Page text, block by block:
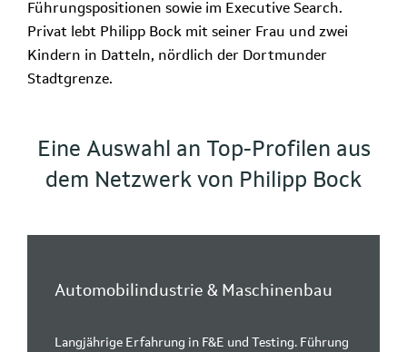
Führungspositionen sowie im Executive Search.
Privat lebt Philipp Bock mit seiner Frau und zwei
Kindern in Datteln, nördlich der Dortmunder
Stadtgrenze.
Eine Auswahl an Top-Profilen aus
dem Netzwerk von Philipp Bock
Automobilindustrie & Maschinenbau
Langjährige Erfahrung in F&E und Testing. Führung